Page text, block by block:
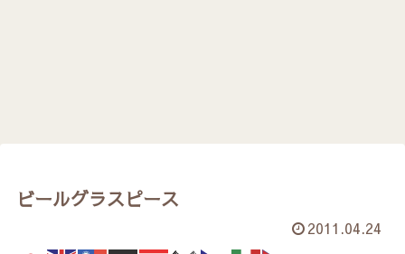
ビールグラスピース
2011.04.24